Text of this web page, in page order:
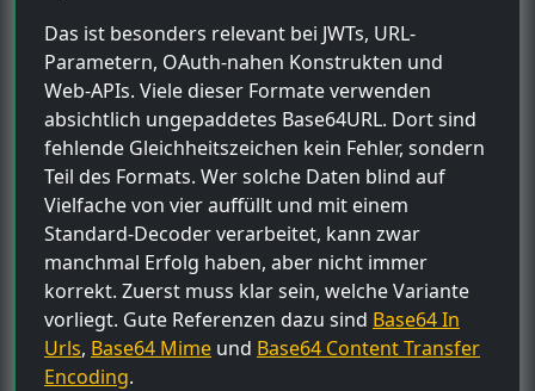
Das ist besonders relevant bei JWTs, URL-
Parametern, OAuth-nahen Konstrukten und
Web-APIs. Viele dieser Formate verwenden
absichtlich ungepaddetes Base64URL. Dort sind
fehlende Gleichheitszeichen kein Fehler, sondern
Teil des Formats. Wer solche Daten blind auf
Vielfache von vier auffüllt und mit einem
Standard-Decoder verarbeitet, kann zwar
manchmal Erfolg haben, aber nicht immer
korrekt. Zuerst muss klar sein, welche Variante
vorliegt. Gute Referenzen dazu sind Base64 In
Urls, Base64 Mime und Base64 Content Transfer
Encoding.